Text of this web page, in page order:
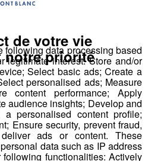
saisonnier.
mercredi 15 octobre 2025 de
situés 275 Route de
sur Facebook
following data processing based
legitimate interest: Store and/or
Select basic ads; Create a
personalised ads; Measure
content performance; Apply
audience insights; Develop and
a personalised content profile;
Ensure security, prevent fraud,
ads or content. These
data such as IP address
functionalities: Actively
de votre vie
notre priorité